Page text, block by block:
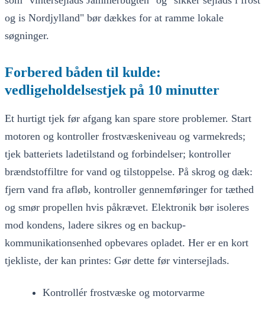
og is Nordjylland" bør dækkes for at ramme lokale
søgninger.
Forbered båden til kulde:
vedligeholdelsestjek på 10 minutter
Et hurtigt tjek før afgang kan spare store problemer. Start
motoren og kontroller frostvæskeniveau og varmekreds;
tjek batteriets ladetilstand og forbindelser; kontroller
brændstoffiltre for vand og tilstoppelse. På skrog og dæk:
fjern vand fra afløb, kontroller gennemføringer for tæthed
og smør propellen hvis påkrævet. Elektronik bør isoleres
mod kondens, ladere sikres og en backup-
kommunikationsenhed opbevares opladet. Her er en kort
tjekliste, der kan printes: Gør dette før vintersejlads.
Kontrollér frostvæske og motorvarme